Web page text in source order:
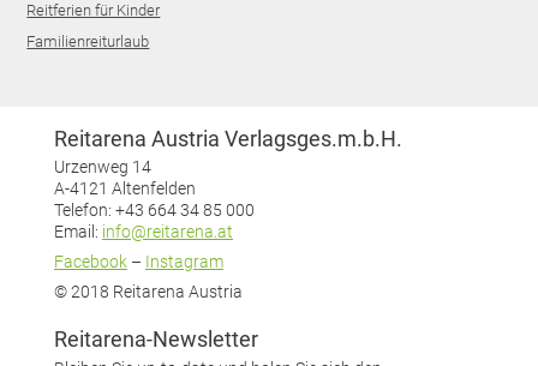
Reitferien für Kinder
Familienreiturlaub
Reitarena Austria Verlagsges.m.b.H.
Urzenweg 14
A-4121 Altenfelden
Telefon: +43 664 34 85 000
Email: info@reitarena.at
Facebook – Instagram
© 2018 Reitarena Austria
Reitarena-Newsletter